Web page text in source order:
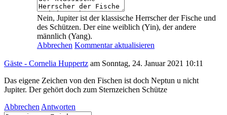
Nein, Jupiter ist der klassische Herrscher der Fische und
des Schützen. Der eine weiblich (Yin), der andere
männlich (Yang).
Abbrechen Kommentar aktualisieren
Gäste - Cornelia Huppertz am Sonntag, 24. Januar 2021 10:11
Das eigene Zeichen von den Fischen ist doch Neptun u nicht
Jupiter. Der gehört doch zum Sternzeichen Schütze
Abbrechen Antworten